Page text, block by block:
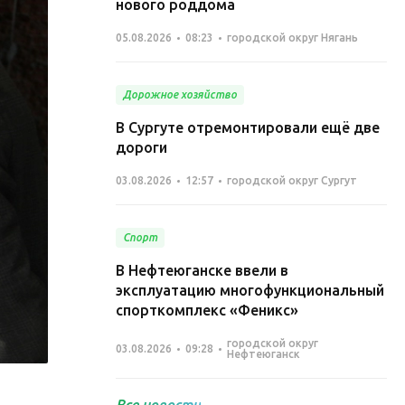
нового роддома
05.08.2026 08:23 городской округ Нягань
Дорожное хозяйство
В Сургуте отремонтировали ещё две
дороги
03.08.2026 12:57 городской округ Сургут
Спорт
В Нефтеюганске ввели в
эксплуатацию многофункциональный
спорткомплекс «Феникс»
03.08.2026 09:28
городской округ
Нефтеюганск